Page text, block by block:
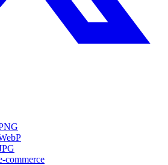
commerce